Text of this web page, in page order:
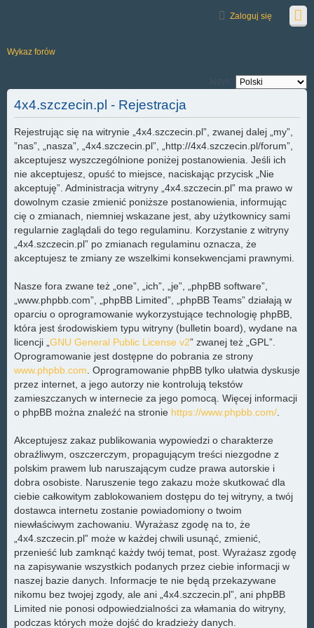
Zaloguj się
Wykaz forów
4x4.szczecin.pl - Rejestracja
Rejestrując się na witrynie „4x4.szczecin.pl”, zwanej dalej „my”,
”nas”, „nasza”, „4x4.szczecin.pl”, „http://4x4.szczecin.pl/forum”,
akceptujesz wyszczególnione poniżej postanowienia. Jeśli ich
nie akceptujesz, opuść to miejsce, naciskając przycisk „Nie
akceptuję”. Administracja witryny „4x4.szczecin.pl” ma prawo w
dowolnym czasie zmienić poniższe postanowienia, informując
cię o zmianach, niemniej wskazane jest, aby użytkownicy sami
regularnie zaglądali do tego regulaminu. Korzystanie z witryny
„4x4.szczecin.pl” po zmianach regulaminu oznacza, że
akceptujesz te zmiany ze wszelkimi konsekwencjami prawnymi.
Nasze fora zwane też „one”, „ich”, „je”, „phpBB software”,
„www.phpbb.com”, „phpBB Limited”, „phpBB Teams” działają w
oparciu o oprogramowanie wykorzystujące technologię phpBB,
która jest środowiskiem typu witryny (bulletin board), wydane na
licencji „ GNU General Public License v2” zwanej też „GPL”.
Oprogramowanie jest dostępne do pobrania ze strony
www.phpbb.com . Oprogramowanie phpBB tylko ułatwia dyskusje
przez internet, a jego autorzy nie kontrolują tekstów
zamieszczanych w internecie za jego pomocą. Więcej informacji
o phpBB można znaleźć na stronie https://www.phpbb.com/
Akceptujesz zakaz publikowania wypowiedzi o charakterze
obraźliwym, oszczerczym, propagującym treści niezgodne z
polskim prawem lub naruszającym cudze prawa autorskie i
dobra osobiste. Naruszenie tego zakazu może skutkować dla
ciebie całkowitym zablokowaniem dostępu do tej witryny, a twój
dostawca internetu zostanie powiadomiony o twoim
niewłaściwym zachowaniu. Wyrażasz zgodę na to, że
„4x4.szczecin.pl” może w każdej chwili usunąć, zmienić,
przenieść lub zamknąć każdy twój temat, post. Wyrażasz zgodę
na zapisywanie wszystkich podanych przez ciebie informacji w
naszej bazie danych. Informacje te nie będą przekazywane
nikomu bez twojej zgody, ale ani „4x4.szczecin.pl”, ani phpBB
Limited nie ponosi odpowiedzialności za włamania do witryny,
podczas których może dojść do kradzieży danych.